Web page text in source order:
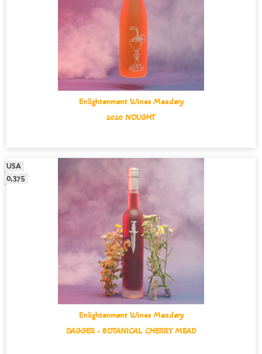
Enlightenment Wines Meadery
2020 NOUGHT
Enlightenment Wines Meadery
DAGGER - BOTANICAL CHERRY MEAD
USA
0,375